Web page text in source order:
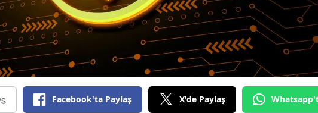
Çanakkale
Çankırı
Çorum
Denizli
Diyarbakır
Facebook'ta Paylaş X'de Paylaş